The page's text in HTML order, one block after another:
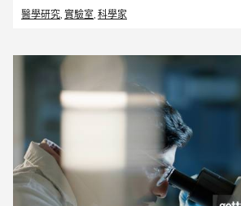
醫學研究 實驗室 科學家